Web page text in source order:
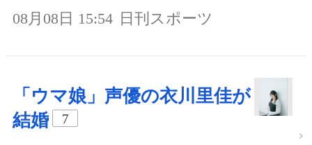
08月08日 15:54 日刊スポーツ
「ウマ娘」声優の衣川里佳が
結婚
7